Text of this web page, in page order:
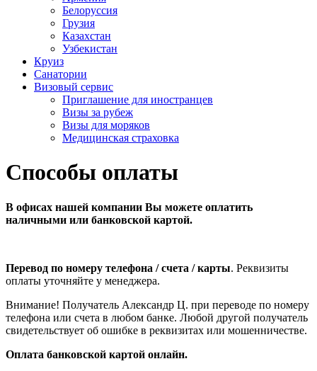
Белоруссия
Грузия
Казахстан
Узбекистан
Круиз
Санатории
Визовый сервис
Приглашение для иностранцев
Визы за рубеж
Визы для моряков
Медицинская страховка
Способы оплаты
В офисах нашей компании Вы можете оплатить
наличными или банковской картой.
Перевод по номеру телефона / счета / карты. Реквизиты
оплаты уточняйте у менеджера.
Внимание! Получатель Александр Ц. при переводе по номеру
телефона или счета в любом банке. Любой другой получатель
свидетельствует об ошибке в реквизитах или мошенничестве.
Оплата банковской картой онлайн.